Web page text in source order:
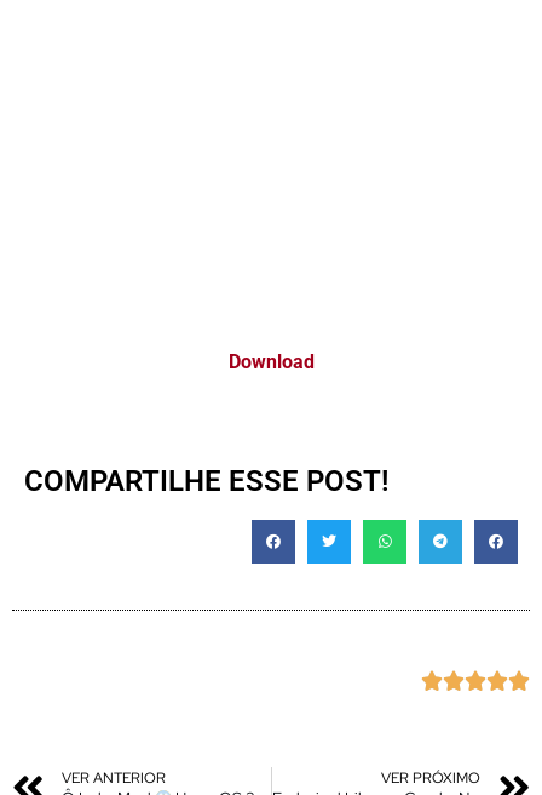
Download
COMPARTILHE ESSE POST!

VER ANTERIOR VER PRÓXIMO